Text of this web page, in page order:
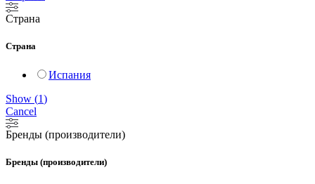
Страна
Страна
Испания
Show (1)
Cancel
Бренды (производители)
Бренды (производители)